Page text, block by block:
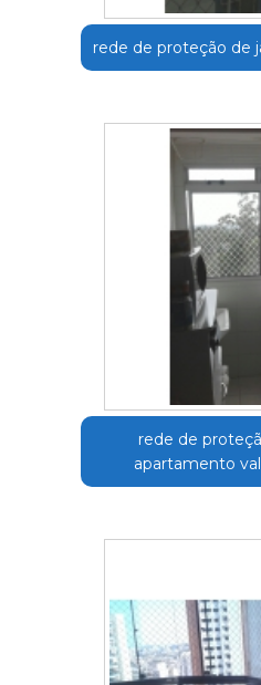
rede de proteção de
rede de
apartamento